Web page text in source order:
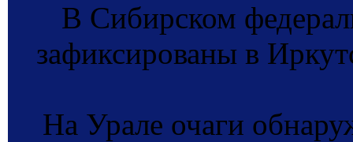
В Сибирском
зафиксированы в
На Урале очаги